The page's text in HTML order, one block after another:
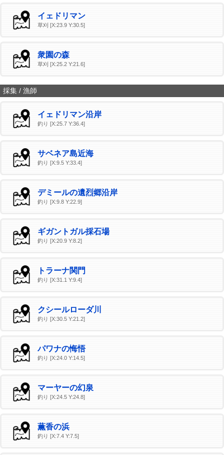
イェドリマン
草刈 [X:23.9 Y:30.5]
衆園の森
草刈 [X:25.2 Y:21.6]
採集 / 漁師
イェドリマン沿岸
釣り [X:25.7 Y:36.4]
サベネア島近海
釣り [X:9.5 Y:33.4]
デミールの遺烈郷沿岸
釣り [X:9.8 Y:22.9]
ギガントガル採石場
釣り [X:20.9 Y:8.2]
トラーナ関門
釣り [X:31.1 Y:9.4]
クシールローダ川
釣り [X:30.5 Y:21.2]
パワナの悔悟
釣り [X:24.0 Y:14.5]
マーヤーの幻泉
釣り [X:24.5 Y:24.8]
薫香の浜
釣り [X:7.4 Y:7.5]